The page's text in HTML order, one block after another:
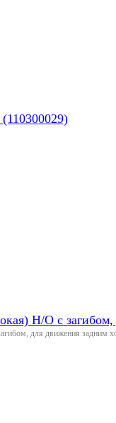
Н/О с загибом,
для движения задним